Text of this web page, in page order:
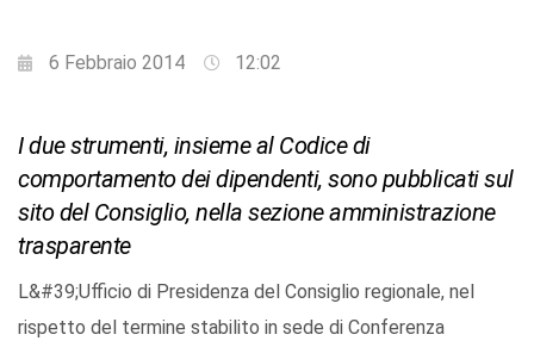
6 Febbraio 2014 12:02
I due strumenti, insieme al Codice di
comportamento dei dipendenti, sono pubblicati sul
sito del Consiglio, nella sezione amministrazione
trasparente
L&#39;Ufficio di Presidenza del Consiglio regionale, nel
rispetto del termine stabilito in sede di Conferenza